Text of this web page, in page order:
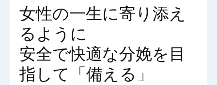
女性の一生に寄り添え
るように
安全で快適な分娩を目
指して「備える」